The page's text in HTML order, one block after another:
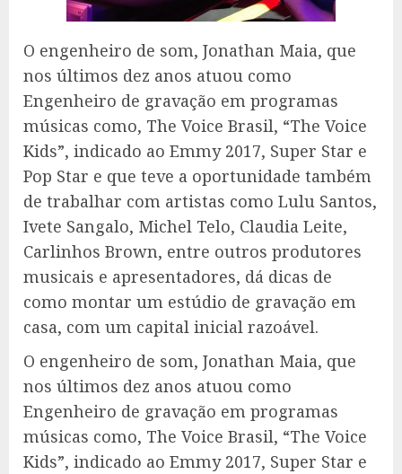
O engenheiro de som, Jonathan Maia, que
nos últimos dez anos atuou como
Engenheiro de gravação em programas
músicas como, The Voice Brasil, “The Voice
Kids”, indicado ao Emmy 2017, Super Star e
Pop Star e que teve a oportunidade também
de trabalhar com artistas como Lulu Santos,
Ivete Sangalo, Michel Telo, Claudia Leite,
Carlinhos Brown, entre outros produtores
musicais e apresentadores, dá dicas de
como montar um estúdio de gravação em
casa, com um capital inicial razoável.
O engenheiro de som, Jonathan Maia, que
nos últimos dez anos atuou como
Engenheiro de gravação em programas
músicas como, The Voice Brasil, “The Voice
Kids”, indicado ao Emmy 2017, Super Star e